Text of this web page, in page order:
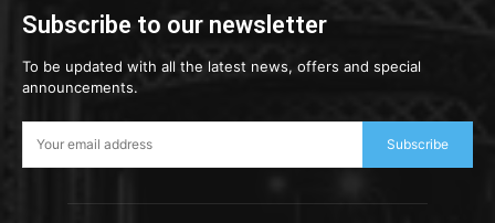
Subscribe to our newsletter
To be updated with all the latest news, offers and special
announcements.
Subscribe